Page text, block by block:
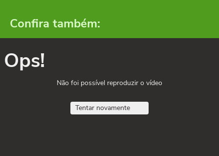
Confira também:
Ops!
Não foi possível reproduzir o vídeo
Tentar novamente